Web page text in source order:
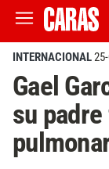
INTERNACIONAL
Gael
su